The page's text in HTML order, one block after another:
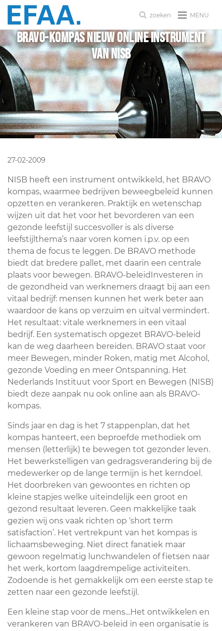
MENU
zoeken
BRAVO-kompas nieuw online instrument
van NISB
27-02-2009
NISB heeft een instrument ontwikkeld, het BRAVO
kompas, waarmee bedrijven beweegbeleid kunnen
opzetten en verankeren. Praktijk en wetenschap
wijzen uit dat het voor het bevorderen van een
gezonde leefstijl succesvoller is als diverse
leefstijlthema’s naar voren komen i.p.v. op een
thema de focus te leggen. De BRAVO methode
biedt dat bredere pallet, met daarin een centrale
plaats voor bewegen. BRAVO-beleidInvesteren in
de gezondheid van werknemers draagt bij aan een
vitaal bedrijf: mensen kunnen het werk beter aan
waardoor de kans op verzuim en uitval vermindert.
Het resultaat: vitale werknemers in een vitaal
bedrijf. Een systematisch opgezet BRAVO-beleid
kan de weg daarheen bereiden. BRAVO staat voor
meer Bewegen, minder Roken, matig met Alcohol,
gezonde Voeding en meer Ontspanning. Het
Nederlands Instituut voor Sport en Bewegen (NISB)
biedt deze aanpak nu ook online aan als BRAVO-
kompas.
Sinds jaar en dag is het 7 stappenplan, dat het
kompas hanteert, een beproefde methodiek om
mensen (letterlijk) te bewegen tot gezonder leven.
Het bewerkstelligen van gedragsverandering bij de
medewerker op de lange termijn is het kerndoel.
Het doorbreken van gewoontes en richten op
kleine stapjes welke uiteindelijk een groot en
gezond resultaat leveren. Geen makkelijke taak
gezien wij ons vaak richten op ‘short term
satisfaction’. Het vertrekpunt van het kompas is
lichaamsbeweging. Niet direct fanatiek maar
gewoon regelmatig lunchwandelen of fietsen naar
het werk, kortom laagdrempelige activiteiten.
Zodoende is het gemakkelijk om een eerste stap te
zetten naar een gezonde leefstijl.
Een kleine stap voor de mens…Het ontwikkelen en
verankeren van BRAVO-beleid in een organisatie is